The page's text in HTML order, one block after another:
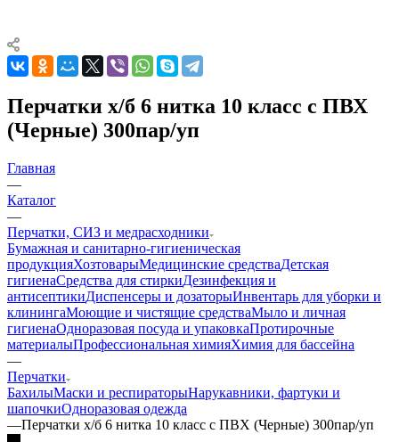
Перчатки х/б 6 нитка 10 класс с ПВХ
(Черные) 300пар/уп
Главная
—
Каталог
—
Перчатки, СИЗ и медрасходники
Бумажная и санитарно-гигиеническая
продукцияХозтоварыМедицинские средстваДетская
гигиенаСредства для стиркиДезинфекция и
антисептикиДиспенсеры и дозаторыИнвентарь для уборки и
клинингаМоющие и чистящие средстваМыло и личная
гигиенаОдноразовая посуда и упаковкаПротирочные
материалыПрофессиональная химияХимия для бассейна
—
Перчатки
БахилыМаски и респираторыНарукавники, фартуки и
шапочкиОдноразовая одежда
—Перчатки х/б 6 нитка 10 класс с ПВХ (Черные) 300пар/уп